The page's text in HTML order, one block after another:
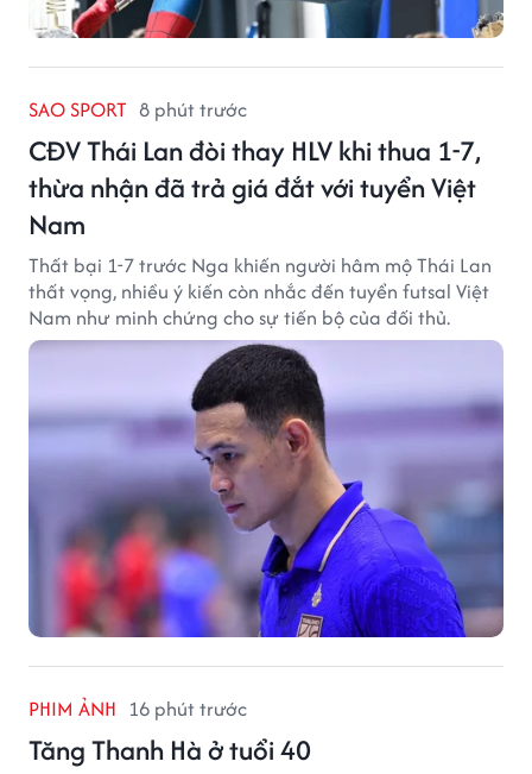
SAO SPORT 8 phút trước
CĐV Thái Lan đòi thay HLV khi thua 1-7,
thừa nhận đã trả giá đắt với tuyển Việt
Nam
Thất bại 1-7 trước Nga khiến người hâm mộ Thái Lan
thất vọng, nhiều ý kiến còn nhắc đến tuyển futsal Việt
Nam như minh chứng cho sự tiến bộ của đối thủ.
PHIM ẢNH 16 phút trước
Tăng Thanh Hà ở tuổi 40